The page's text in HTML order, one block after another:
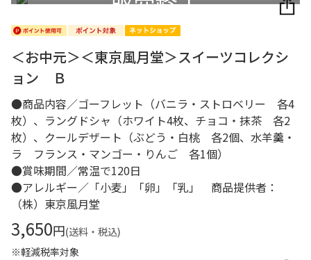
＜お中元＞＜東京風月堂＞スイーツコレクシ
ョン Ｂ
●商品内容／ゴーフレット（バニラ・ストロベリー 各4
枚）、ラングドシャ（ホワイト4枚、チョコ・抹茶 各2
枚）、クールデザート（ぶどう・白桃 各2個、水羊羹・
ラ フランス・マンゴー・りんご 各1個）
●賞味期間／常温で120日
●アレルギー／「小麦」「卵」「乳」 商品提供者：
（株）東京風月堂
3,650円(送料・税込)
※軽減税率対象